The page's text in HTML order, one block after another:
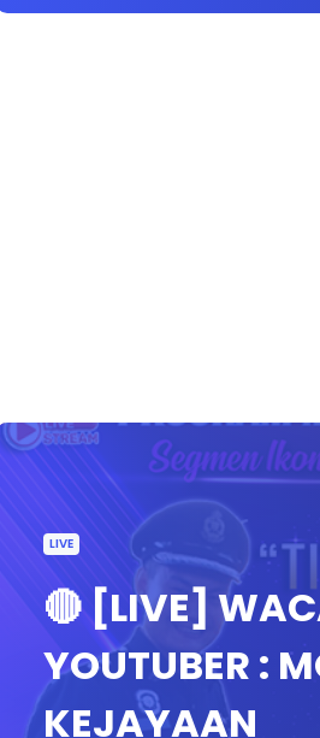
LIVE
🔴 [LIVE]
YOUTUBER :
KEJAYAAN